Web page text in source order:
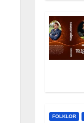
FOLKLOR